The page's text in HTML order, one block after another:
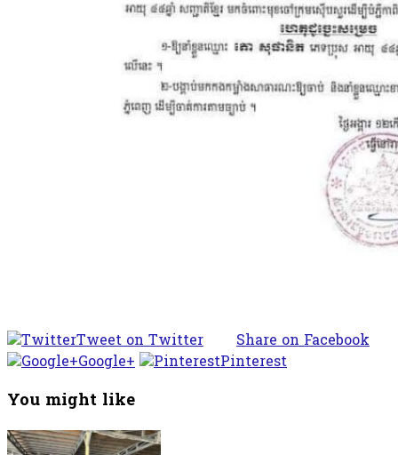
Tweet on Twitter
Share on Facebook
Google+
Pinterest
You might like